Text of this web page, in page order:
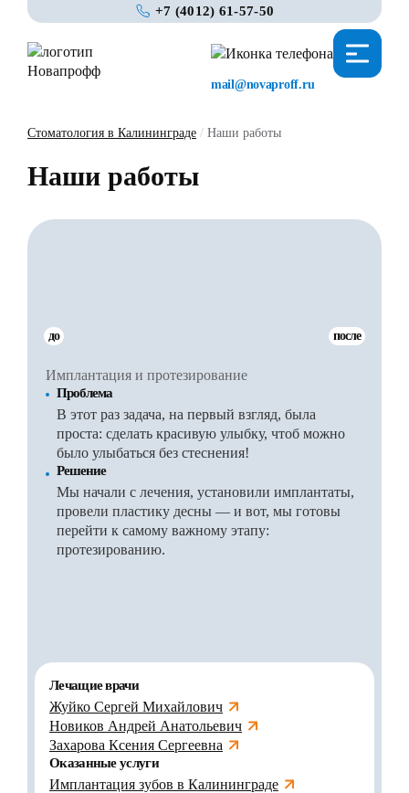
+7 (4012) 61-57-50
mail@novaproff.ru
Стоматология в Калининграде / Наши работы
Наши работы
до после
Имплантация и протезирование
Проблема
В этот раз задача, на первый взгляд, была
проста: сделать красивую улыбку, чтоб можно
было улыбаться без стеснения!
Решение
Мы начали с лечения, установили имплантаты,
провели пластику десны — и вот, мы готовы
перейти к самому важному этапу:
протезированию.
Лечащие врачи
Жуйко Сергей Михайлович
Новиков Андрей Анатольевич
Захарова Ксения Сергеевна
Оказанные услуги
Имплантация зубов в Калининграде